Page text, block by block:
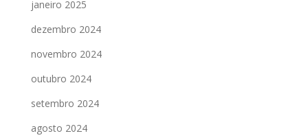
janeiro 2025
dezembro 2024
novembro 2024
outubro 2024
setembro 2024
agosto 2024